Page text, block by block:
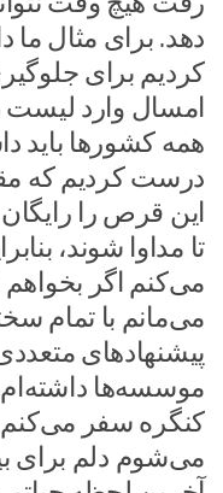
دهد. برای مثال ما
کردیم برای
امسال وارد
همه کشورها باید
این قرص را رایگان
تا مداوا شوند،
می‌کنم اگر بخواهم
می‌مانم با تمام
پیشنهادهای
موسسه‌ها
کنگره سفر می‌کنم
می‌شوم دلم برای